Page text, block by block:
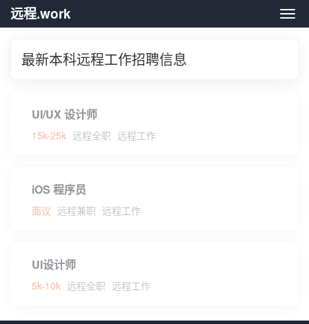
远
远程.work
最新本科远程工作招聘信息
UI/UX 设计师
15k-25k 远程全职 远程工作
iOS 程序员
面议 远程兼职 远程工作
UI设计师
5k-10k 远程全职 远程工作